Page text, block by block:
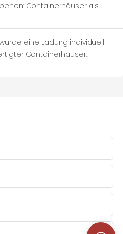
Containerhäuser als
Gebiete
eine Ladung individuell
Containerhäuser